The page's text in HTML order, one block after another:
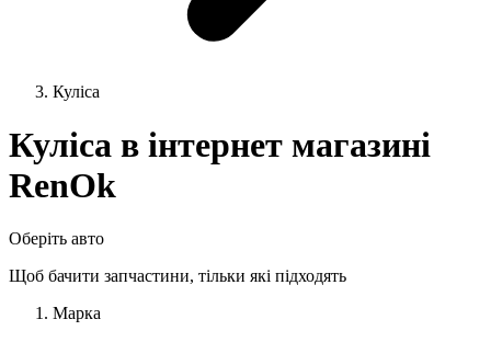
Куліса
Куліса в інтернет магазині
RenOk
Оберіть авто
Щоб бачити запчастини, тільки які підходять
Марка